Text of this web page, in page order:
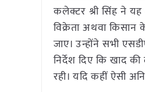
कलेक्टर श्री सिंह ने
विक्रेता अथवा
जाए। उन्होंने सभी
निर्देश दिए कि खाद
रही। यदि कहीं ऐसी